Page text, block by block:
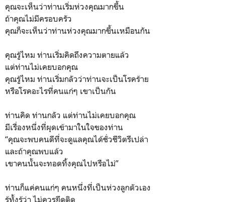
คุณจะเห็นว่าท่านเริ่มห่วงคุณมากขึ้น
ถ้าคุณไม่มีครอบครัว
คุณก็จะเห็นว่าท่านห่วงคุณมากขึ้นเหมือนกัน
คุณรู้ไหม ท่านเริ่มคิดถึงความตายแล้ว
แต่ท่านไม่เคยบอกคุณ
คุณรู้ไหม ท่านเริ่มกลัวว่าท่านจะเป็นโรคร้าย
หรือโรคอะไรที่คนแก่ๆ เขาเป็นกัน
ท่านคิด ท่านกลัว แต่ท่านไม่เคยบอกคุณ
มีเรื่องหนึ่งที่ผุดเข้ามาในใจของท่าน
“คุณจะพบคนดีที่จะดูแลคุณได้ชั่วชีวิตรึเปล่า
และถ้าคุณพบแล้ว
เขาคนนั้นจะทอดทิ้งคุณไปหรือไม่”
ท่านก็แค่คนแก่ๆ คนหนึ่งที่เป็นห่วงลูกตัวเอง
รู้ทั้งรู้ว่า ไม่ควรยึดติด